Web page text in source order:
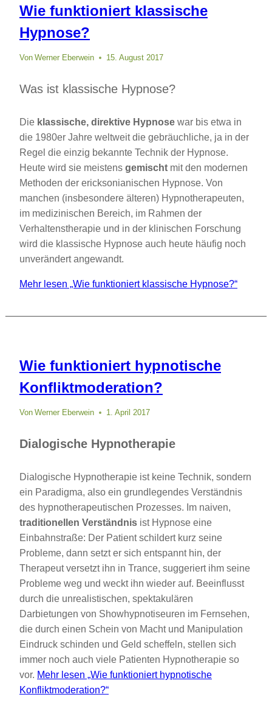
Wie funktioniert klassische
Hypnose?
Von Werner Eberwein 15. August 2017
Was ist klassische Hypnose?
Die klassische, direktive Hypnose war bis etwa in
die 1980er Jahre weltweit die gebräuchliche, ja in der
Regel die einzig bekannte Technik der Hypnose.
Heute wird sie meistens gemischt mit den modernen
Methoden der ericksonianischen Hypnose. Von
manchen (insbesondere älteren) Hypnotherapeuten,
im medizinischen Bereich, im Rahmen der
Verhaltenstherapie und in der klinischen Forschung
wird die klassische Hypnose auch heute häufig noch
unverändert angewandt.
Mehr lesen „Wie funktioniert klassische Hypnose?“
Wie funktioniert hypnotische
Konfliktmoderation?
Von Werner Eberwein 1. April 2017
Dialogische Hypnotherapie
Dialogische Hypnotherapie ist keine Technik, sondern
ein Paradigma, also ein grundlegendes Verständnis
des hypnotherapeutischen Prozesses. Im naiven,
traditionellen Verständnis ist Hypnose eine
Einbahnstraße: Der Patient schildert kurz seine
Probleme, dann setzt er sich entspannt hin, der
Therapeut versetzt ihn in Trance, suggeriert ihm seine
Probleme weg und weckt ihn wieder auf. Beeinflusst
durch die unrealistischen, spektakulären
Darbietungen von Showhypnotiseuren im Fernsehen,
die durch einen Schein von Macht und Manipulation
Eindruck schinden und Geld scheffeln, stellen sich
immer noch auch viele Patienten Hypnotherapie so
vor. Mehr lesen „Wie funktioniert hypnotische
Konfliktmoderation?“